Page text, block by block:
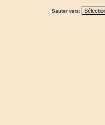
Sauter vers: